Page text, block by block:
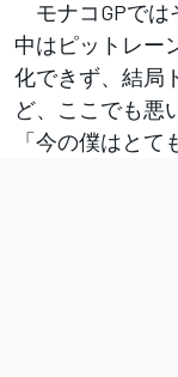
モナコGPでは
中はピットレー
化できず、結局
ど、ここでも悪
「今の僕はとて